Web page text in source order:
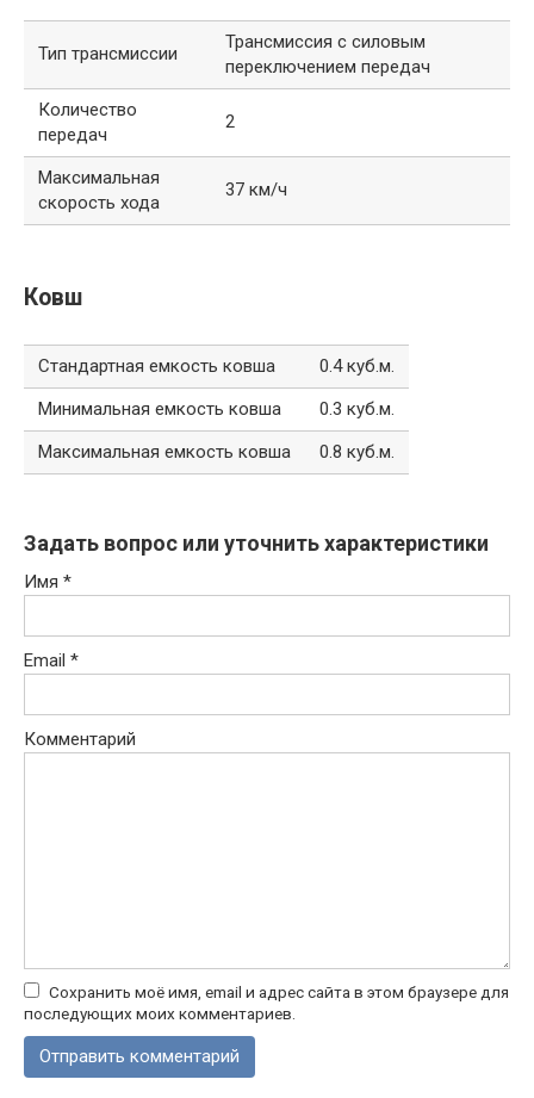
Тип трансмиссии
Трансмиссия с силовым
переключением передач
Количество
передач
2
Максимальная
скорость хода
37 км/ч
Ковш
Стандартная емкость ковша
0.4 куб.м.
Минимальная емкость ковша
0.3 куб.м.
Максимальная емкость ковша
0.8 куб.м.
Задать вопрос или уточнить характеристики
Имя *
Email *
Комментарий
Сохранить моё имя, email и адрес сайта в этом браузере для
последующих моих комментариев.